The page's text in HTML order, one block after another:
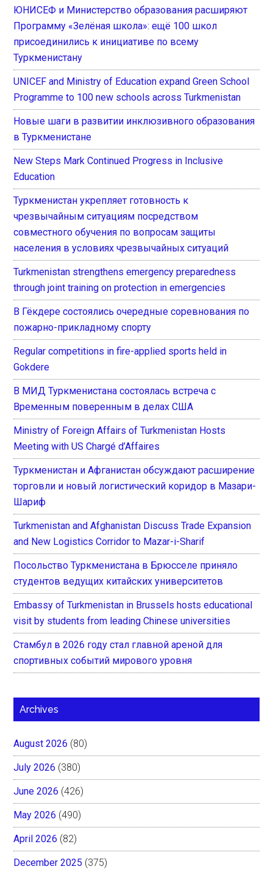
ЮНИСЕФ и Министерство образования расширяют
Программу «Зелёная школа»: ещё 100 школ
присоединились к инициативе по всему
Туркменистану
UNICEF and Ministry of Education expand Green School
Programme to 100 new schools across Turkmenistan
Новые шаги в развитии инклюзивного образования
в Туркменистане
New Steps Mark Continued Progress in Inclusive
Education
Туркменистан укрепляет готовность к
чрезвычайным ситуациям посредством
совместного обучения по вопросам защиты
населения в условиях чрезвычайных ситуаций
Turkmenistan strengthens emergency preparedness
through joint training on protection in emergencies
В Гёкдере состоялись очередные соревнования по
пожарно-прикладному спорту
Regular competitions in fire-applied sports held in
Gokdere
В МИД Туркменистана состоялась встреча с
Временным поверенным в делах США
Ministry of Foreign Affairs of Turkmenistan Hosts
Meeting with US Chargé d’Affaires
Туркменистан и Афганистан обсуждают расширение
торговли и новый логистический коридор в Мазари-
Шариф
Turkmenistan and Afghanistan Discuss Trade Expansion
and New Logistics Corridor to Mazar-i-Sharif
Посольство Туркменистана в Брюсселе приняло
студентов ведущих китайских университетов
Embassy of Turkmenistan in Brussels hosts educational
visit by students from leading Chinese universities
Стамбул в 2026 году стал главной ареной для
спортивных событий мирового уровня
Archives
August 2026 (80)
July 2026 (380)
June 2026 (426)
May 2026 (490)
April 2026 (82)
December 2025 (375)